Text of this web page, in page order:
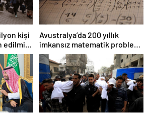
kişi
edilmiş’
Avustralya’da 200 yıllık
imkansız matematik problemi
çözüldü